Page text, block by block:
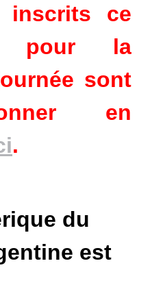
inscrits ce
pour la
sont
en
.
du
est